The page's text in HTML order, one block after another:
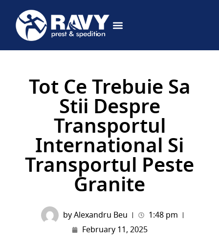
Tot Ce Trebuie Sa
Stii Despre
Transportul
International Si
Transportul Peste
Granite
byAlexandru Beu
1:48 pm
February 11, 2025